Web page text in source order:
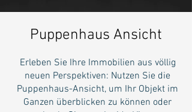
Puppenhaus Ansicht
Erleben Sie Ihre Immobilien aus völlig
neuen Perspektiven: Nutzen Sie die
Puppenhaus-Ansicht, um Ihr Objekt im
Ganzen überblicken zu können oder